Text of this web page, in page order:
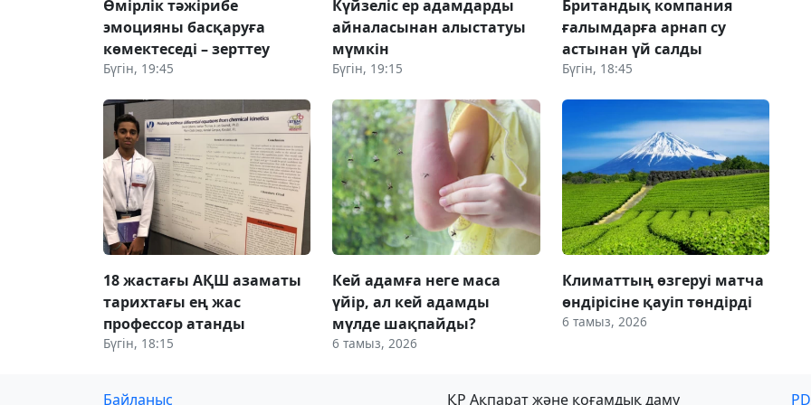
Өмірлік тәжірибе
эмоцияны басқаруға
көмектеседі – зерттеу
Бүгін, 19:45
Күйзеліс ер адамдарды
айналасынан алыстатуы
мүмкін
Бүгін, 19:15
Британдық компания
ғалымдарға арнап су
астынан үй салды
Бүгін, 18:45
18 жастағы АҚШ азаматы
тарихтағы ең жас
профессор атанды
Бүгін, 18:15
Кей адамға неге маса
үйір, ал кей адамды
мүлде шақпайды?
6 тамыз, 2026
Климаттың өзгеруі матча
өндірісіне қауіп төндірді
6 тамыз, 2026
Байланыс ҚР Ақпарат және қоғамдық даму